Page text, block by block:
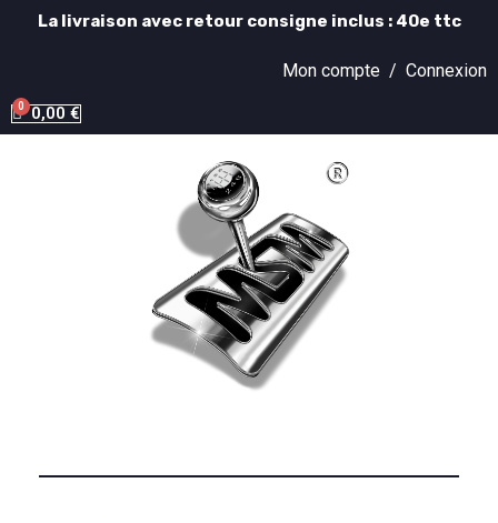
La livraison avec retour consigne inclus : 40e ttc
Mon compte / Connexion
0,00 €